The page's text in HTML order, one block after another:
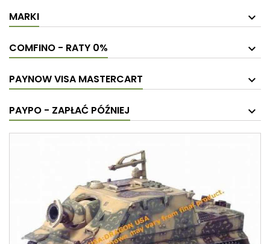
MARKI
COMFINO - RATY 0%
PAYNOW VISA MASTERCART
PAYPO - ZAPŁAĆ PÓŹNIEJ